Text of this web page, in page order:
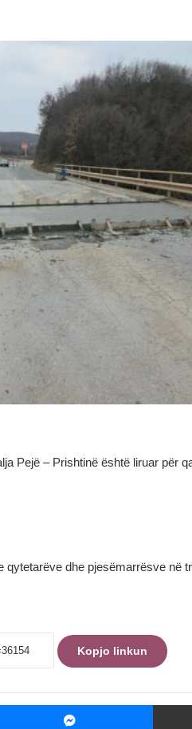
Pejë – Prishtinë është liruar për
dhe pjesëmarrësve në
Kopjo linkun